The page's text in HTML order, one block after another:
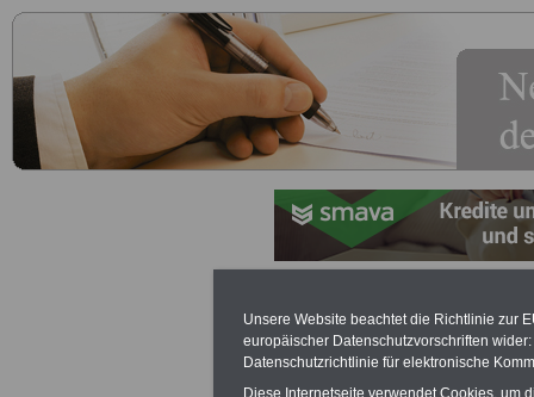
Unsere Website beachtet die Richtlinie zur
europäischer Datenschutzvorschriften
Datenschutzrichtlinie für elektronische